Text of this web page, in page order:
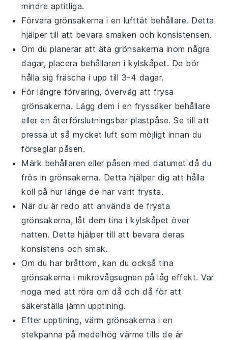
mindre aptitliga.
Förvaragrönsakerna i en lufttät behållare. Detta
hjälper till att bevara smaken och konsistensen.
Om du planerar att äta grönsakerna inom några
dagar, placera behållaren i kylskåpet. De bör
hålla sig fräscha i upp till 3-4 dagar.
För längre förvaring, överväg att frysa
grönsakerna. Lägg dem i en fryssäker behållare
eller en återförslutningsbar plastpåse. Se till att
pressa ut så mycket luft som möjligt innan du
förseglar påsen.
Märk behållaren eller påsen med datumet då du
frös ingrönsakerna. Detta hjälper dig att hålla
koll på hur länge de har varit frysta.
När du är redo att använda de frysta
grönsakerna, låt dem tina i kylskåpet över
natten. Detta hjälper till att bevara deras
konsistens och smak.
Om du har bråttom, kan du också tina
grönsakerna i mikrovågsugnen på låg effekt. Var
noga med att röra om då och då för att
säkerställa jämn upptining.
Efter upptining, värmgrönsakerna i en
stekpanna på medelhög värme tills de är